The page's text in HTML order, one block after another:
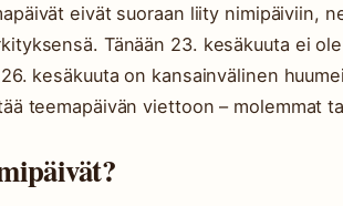
eivät suoraan liity nimipäiviin,
Tänään 23. kesäkuuta ei
kesäkuuta on kansainvälinen
teemapäivän viettoon – molemmat